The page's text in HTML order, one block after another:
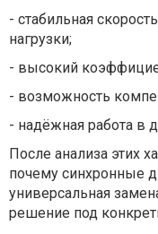
- стабильная
нагрузки;
- высокий
- возможность
- надёжная работа в
После анализа этих
почему синхронные
универсальная
решение под